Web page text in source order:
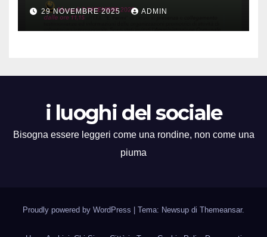
29 NOVEMBRE 2025 ADMIN
i luoghi del sociale
Bisogna essere leggeri come una rondine, non come una
piuma
Proudly powered by WordPress Tema: Newsup di Themeansar.